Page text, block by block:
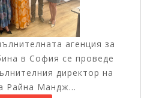
агенция за
в София се проведе
директор на
Райна Мандж...